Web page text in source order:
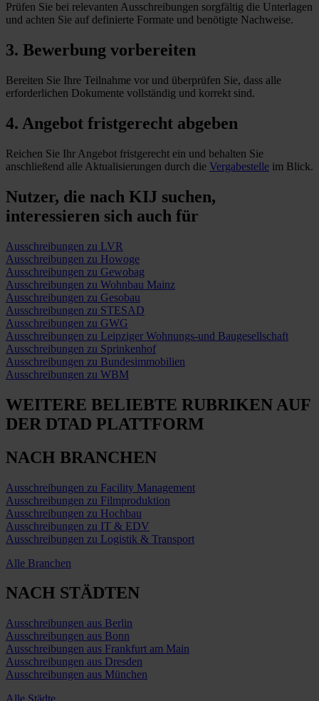
Prüfen Sie bei relevanten Ausschreibungen sorgfältig die Unterlagen
und achten Sie auf definierte Formate und benötigte Nachweise.
3. Bewerbung vorbereiten
Bereiten Sie Ihre Teilnahme vor und überprüfen Sie, dass alle
erforderlichen Dokumente vollständig und korrekt sind.
4. Angebot fristgerecht abgeben
Reichen Sie Ihr Angebot fristgerecht ein und behalten Sie
anschließend alle Aktualisierungen durch die Vergabestelle im Blick.
Nutzer, die nach KIJ suchen,
interessieren sich auch für
Ausschreibungen zu LVR
Ausschreibungen zu Howoge
Ausschreibungen zu Gewobag
Ausschreibungen zu Wohnbau Mainz
Ausschreibungen zu Gesobau
Ausschreibungen zu STESAD
Ausschreibungen zu GWG
Ausschreibungen zu Leipziger Wohnungs-und Baugesellschaft
Ausschreibungen zu Sprinkenhof
Ausschreibungen zu Bundesimmobilien
Ausschreibungen zu WBM
WEITERE BELIEBTE RUBRIKEN AUF
DER DTAD PLATTFORM
NACH BRANCHEN
Ausschreibungen zu Facility Management
Ausschreibungen zu Filmproduktion
Ausschreibungen zu Hochbau
Ausschreibungen zu IT & EDV
Ausschreibungen zu Logistik & Transport
Alle Branchen
NACH STÄDTEN
Ausschreibungen aus Berlin
Ausschreibungen aus Bonn
Ausschreibungen aus Frankfurt am Main
Ausschreibungen aus Dresden
Ausschreibungen aus München